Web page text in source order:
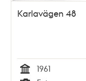
Karlavägen 48
1961